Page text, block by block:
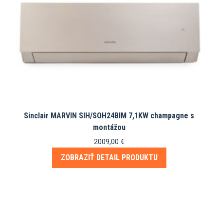
Sinclair MARVIN SIH/SOH24BIM 7,1KW champagne s
montážou
2009,00 €
ZOBRAZIŤ DETAIL PRODUKTU